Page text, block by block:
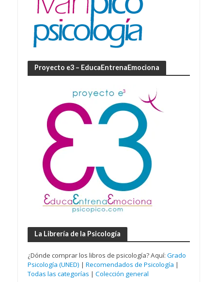
Proyecto e3 – EducaEntrenaEmociona
La Librería de la Psicología
¿Dónde comprar los libros de psicología? Aquí: Grado
Psicología (UNED) | Recomendados de Psicología |
Todas las categorías | Colección general